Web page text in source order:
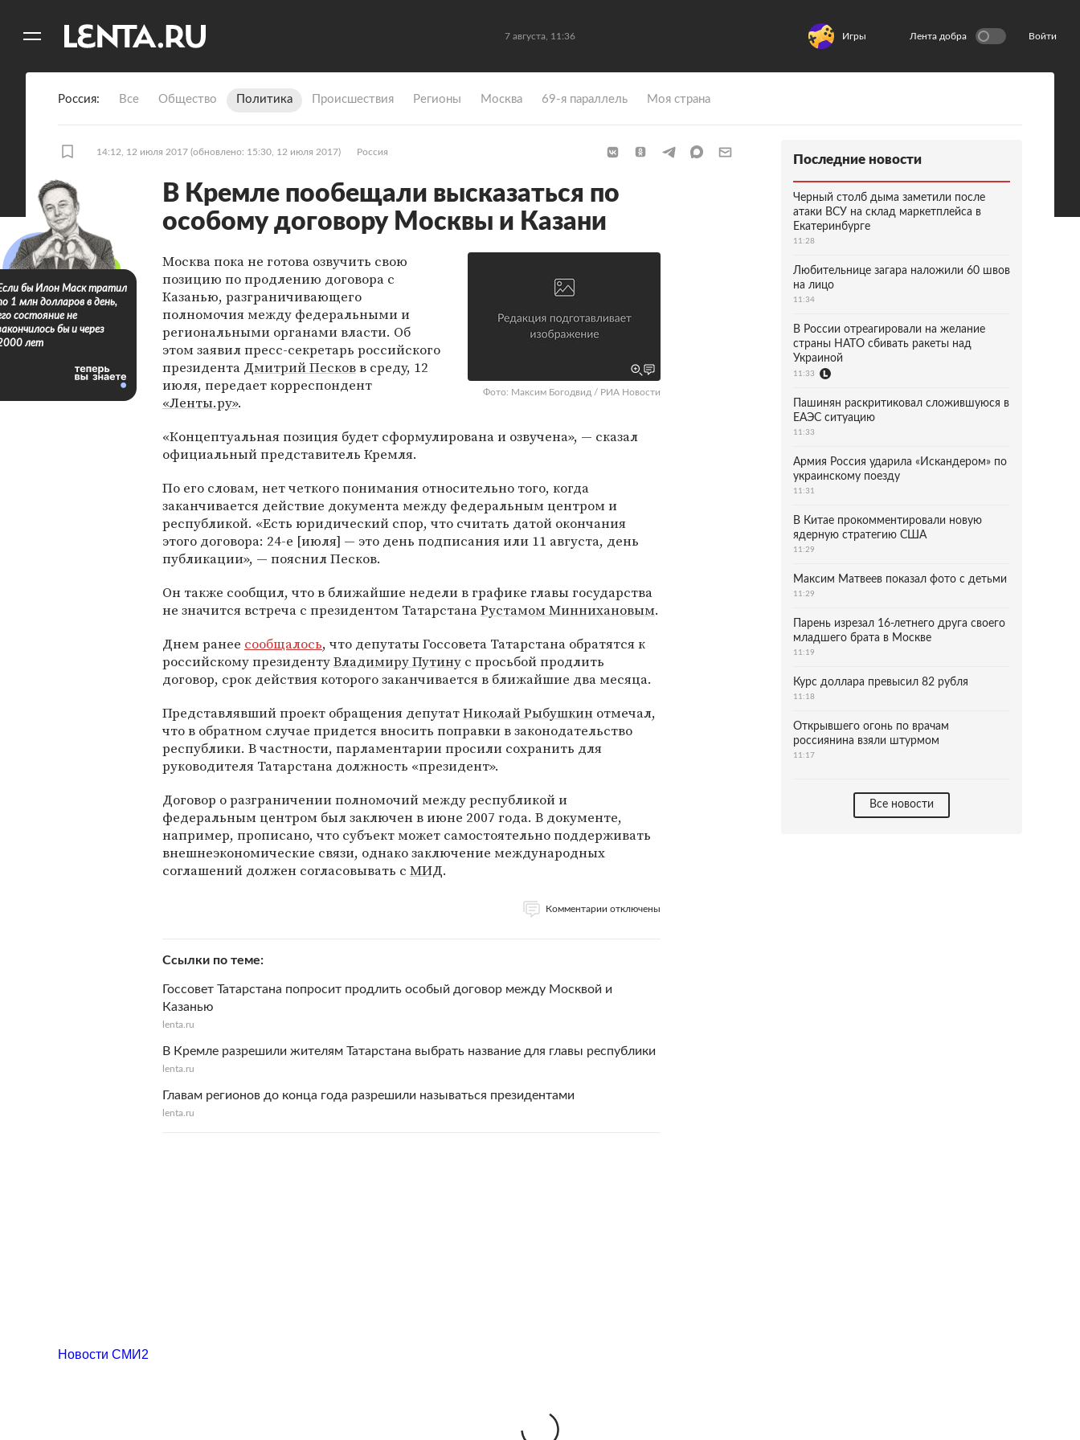
7 августа, 11:36 Игры Лента добра Войти
Россия Все Общество Политика Происшествия Регионы Москва 69-я параллель Моя страна
14:12, 12 июля 2017 (обновлено: 15:30, 12 июля 2017) Россия
В Кремле пообещали высказаться по
особому договору Москвы и Казани
Фото: Максим Богодвид / РИА Новости
Москва пока не готова озвучить свою
позицию по продлению договора с
Казанью, разграничивающего
полномочия между федеральными и
региональными органами власти. Об
этом заявил пресс-секретарь российского
президента Дмитрий Песковв среду, 12
июля, передает корреспондент
«Ленты.ру».
«Концептуальная позиция будет сформулирована и озвучена», — сказал
официальный представитель Кремля.
По его словам, нет четкого понимания относительно того, когда
заканчивается действие документа между федеральным центром и
республикой. «Есть юридический спор, что считать датой окончания
этого договора: 24-е [июля] — это день подписания или 11 августа, день
публикации», — пояснил Песков.
Он также сообщил, что в ближайшие недели в графике главы государства
не значится встреча с президентом ТатарстанаРустамом Миннихановым.
Днем ранее сообщалось, что депутаты Госсовета Татарстана обратятся к
российскому президентуВладимиру Путину с просьбой продлить
договор, срок действия которого заканчивается в ближайшие два месяца.
Представлявший проект обращения депутатНиколай Рыбушкин отмечал,
что в обратном случае придется вносить поправки в законодательство
республики. В частности, парламентарии просили сохранить для
руководителя Татарстана должность «президент».
Договор о разграничении полномочий между республикой и
федеральным центром был заключен в июне 2007 года. В документе,
например, прописано, что субъект может самостоятельно поддерживать
внешнеэкономические связи, однако заключение международных
соглашений должен согласовывать с МИД.
Комментарии отключены
Ссылки по теме
Госсовет Татарстана попросит продлить особый договор между Москвой и
Казанью
lenta.ru
В Кремле разрешили жителям Татарстана выбрать название для главы республики
lenta.ru
Главам регионов до конца года разрешили называться президентами
lenta.ru
бы Илон Маск тратил
1 млн долларов в день,
состояние не
бы и через
лет
Последние новости
Черный столб дыма заметили после
атаки ВСУ на склад маркетплейса в
Екатеринбурге
11:28
Любительнице загара наложили 60 швов
на лицо
11:34
В России отреагировали на желание
страны НАТО сбивать ракеты над
Украиной
11:33
Пашинян раскритиковал сложившуюся в
ЕАЭС ситуацию
11:33
Армия Россия ударила «Искандером» по
украинскому поезду
11:31
В Китае прокомментировали новую
ядерную стратегию США
11:29
Максим Матвеев показал фото с детьми
11:29
Парень изрезал 16-летнего друга своего
младшего брата в Москве
11:19
Курс доллара превысил 82 рубля
11:18
Открывшего огонь по врачам
россиянина взяли штурмом
11:17
Все новости
Новости СМИ2